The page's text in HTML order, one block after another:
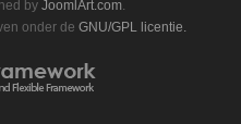
by JoomlArt.com.
onder de GNU/GPL licentie.